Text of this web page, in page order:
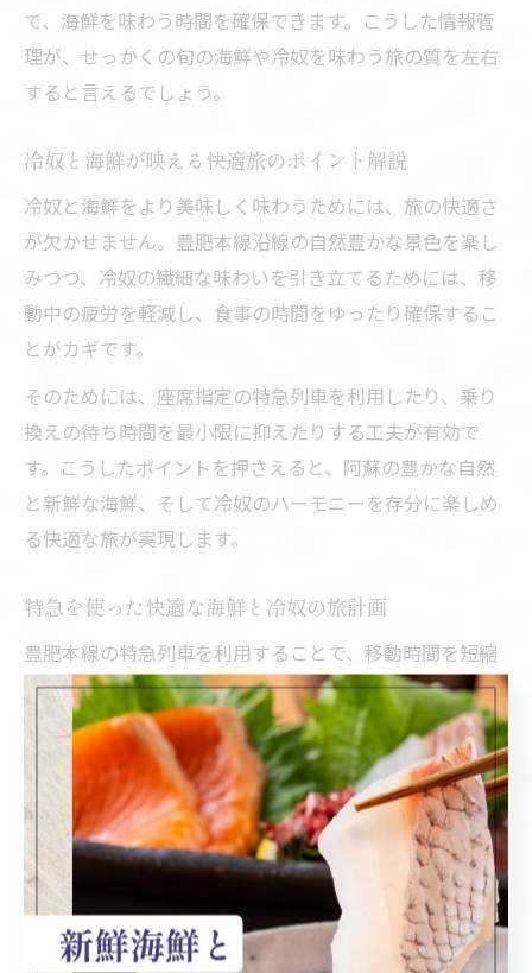
で、海鮮を味わう時間を確保できます。こうした情報管
理が、せっかくの旬の海鮮や冷奴を味わう旅の質を左右
すると言えるでしょう。
冷奴と海鮮が映える快適旅のポイント解説
冷奴と海鮮をより美味しく味わうためには、旅の快適さ
が欠かせません。豊肥本線沿線の自然豊かな景色を楽し
みつつ、冷奴の繊細な味わいを引き立てるためには、移
動中の疲労を軽減し、食事の時間をゆったり確保するこ
とがカギです。
そのためには、座席指定の特急列車を利用したり、乗り
換えの待ち時間を最小限に抑えたりする工夫が有効で
す。こうしたポイントを押さえると、阿蘇の豊かな自然
と新鮮な海鮮、そして冷奴のハーモニーを存分に楽しめ
る快適な旅が実現します。
特急を使った快適な海鮮と冷奴の旅計画
豊肥本線の特急列車を利用することで、移動時間を短縮
し、より多くの時間を海鮮や冷奴の食事に充てられる快
適な旅が計画できます。特急は座席指定が可能で、混雑
を避けてゆったりと移動できる利点があります。
例えば、熊本駅から大分駅までの特急利用なら、沿線の
旬の海鮮料理店を効率よく巡ることができ、冷奴と一緒
に味わう贅沢なひとときを満喫できます。事前に時刻表
を確認し、乗換えのタイミングを計画することが成功の
ポイントです。